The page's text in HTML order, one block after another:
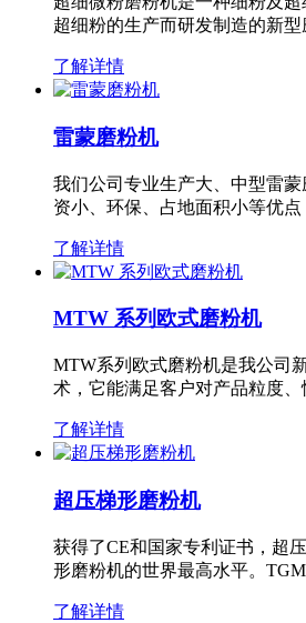
超细粉的生产而研发制造的新
了解详情
雷蒙磨粉机
我们公司专业生产大、中型雷
资小、环保、占地面积小等优
了解详情
MTW 系列欧式磨粉机
MTW系列欧式磨粉机是我公司
术，它能满足客户对产品粒度
了解详情
超压梯形磨粉机
获得了CE和国家专利证书，超
形磨粉机的世界最高水平。
了解详情